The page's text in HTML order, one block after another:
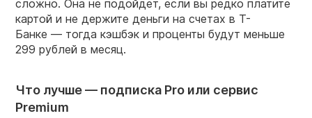
сложно. Она не подойдет, если вы редко платите
картой и не держите деньги на счетах в Т-
Банке — тогда кэшбэк и проценты будут меньше
299 рублей в месяц.
Что лучше — подписка Pro или сервис
Premium